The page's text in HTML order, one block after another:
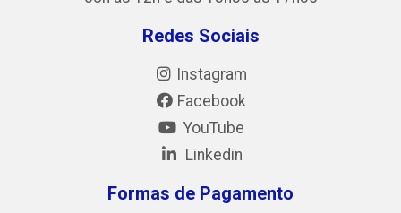
Redes Sociais
Instagram
Facebook
YouTube
Linkedin
Formas de Pagamento